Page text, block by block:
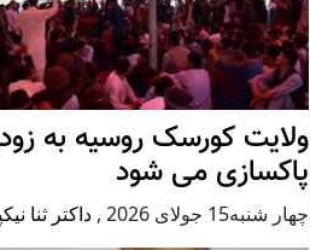
ولایت کورسک روسیه به
پاکسازی می شود
چهار شنبه15 جولای 2026 , داکتر ثنا